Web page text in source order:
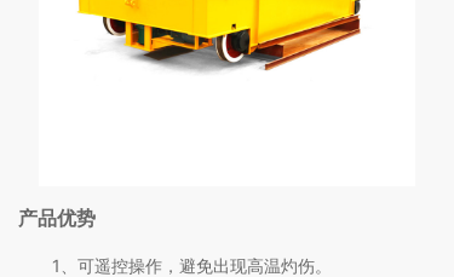
产品优势
1、可遥控操作，避免出现高温灼伤。